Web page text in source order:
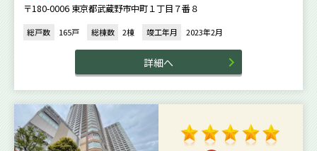
〒180-0006 東京都武蔵野市中町１丁目７番８
総戸数 165戸 総棟数 2棟 竣工年月 2023年2月
詳細へ